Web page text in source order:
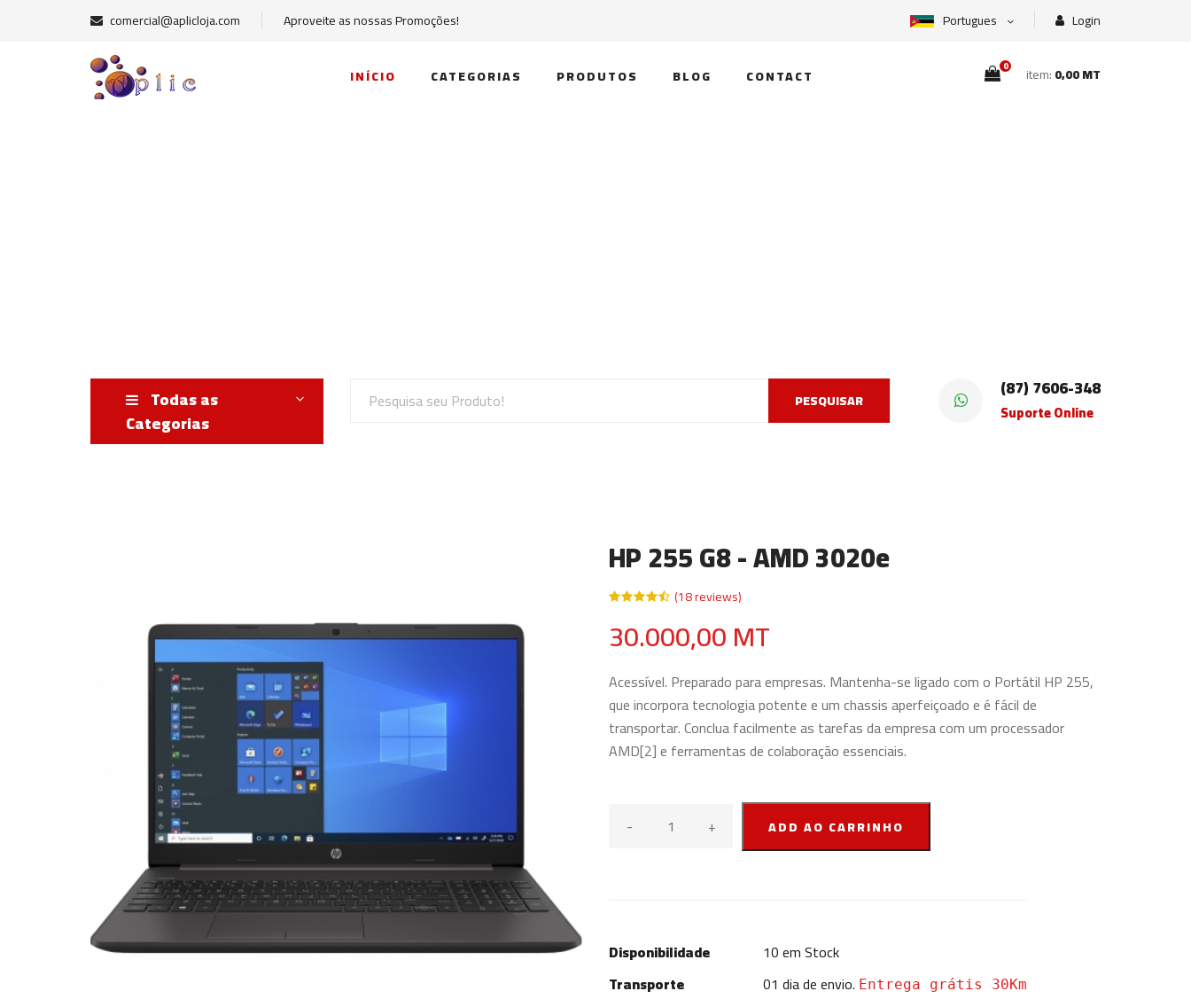
comercial@aplicloja.com Aproveite as nossas Promoções! Portugues Login
INÍCIO CATEGORIAS PRODUTOS BLOG CONTACT 0 item:0,00 MT
Todas as
Categorias
PESQUISAR (87) 7606-348
Suporte Online
HP 255 G8 - AMD 3020e
(18 reviews)
30.000,00 MT
Acessível. Preparado para empresas. Mantenha-se ligado com o Portátil HP 255,
que incorpora tecnologia potente e um chassis aperfeiçoado e é fácil de
transportar. Conclua facilmente as tarefas da empresa com um processador
AMD[2] e ferramentas de colaboração essenciais.
- + ADD AO CARRINHO
Disponibilidade 10em Stock
Transporte
01 dia de envio. Entrega grátis 30Km